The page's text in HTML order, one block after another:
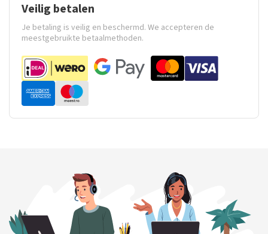
Veilig betalen
Je betaling is veilig en beschermd. We accepteren de
meestgebruikte betaalmethoden.